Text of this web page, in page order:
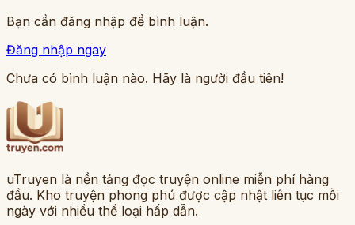
Bạn cần đăng nhập để bình luận.
Đăng nhập ngay
Chưa có bình luận nào. Hãy là người đầu tiên!
uTruyen là nền tảng đọc truyện online miễn phí hàng
đầu. Kho truyện phong phú được cập nhật liên tục mỗi
ngày với nhiều thể loại hấp dẫn.